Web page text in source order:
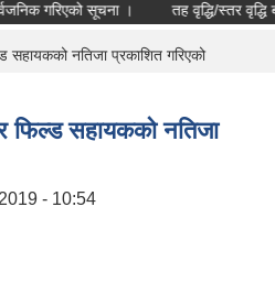
गरिएको सूचना । तह वृद्धि/स्तर वृद्धि
नतिजा प्रकाशित गरिएको
सहायकको नतिजा
- 10:54